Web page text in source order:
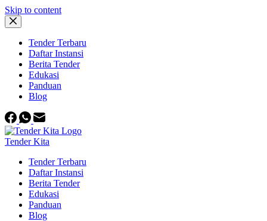
Skip to content
Tender Terbaru
Daftar Instansi
Berita Tender
Edukasi
Panduan
Blog
Tender Kita
Tender Terbaru
Daftar Instansi
Berita Tender
Edukasi
Panduan
Blog